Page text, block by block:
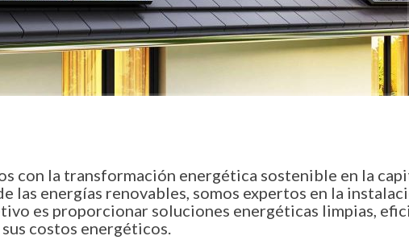
con la transformación energética sostenible en la
las energías renovables, somos expertos en la
es proporcionar soluciones energéticas limpias,
costos energéticos.